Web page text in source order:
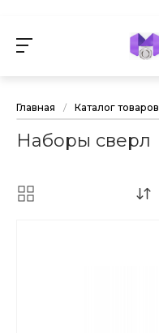
Главная / Каталог товаров
Наборы сверл